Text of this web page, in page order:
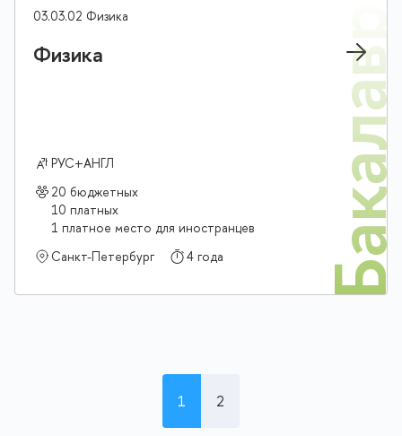
03.03.02 Физика
Физика
РУС+АНГЛ
20 бюджетных
10 платных
1 платное место для иностранцев
Санкт-Петербург
4 года
1 2